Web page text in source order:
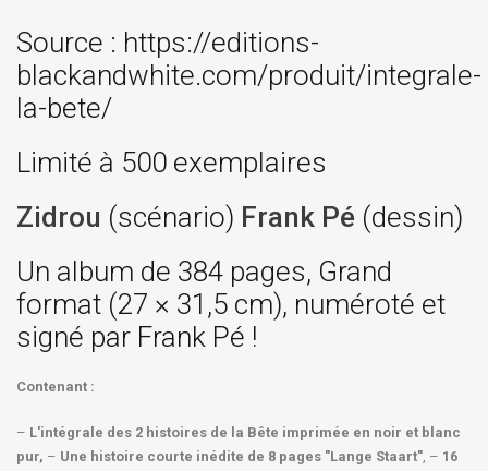
Source : https://editions-
blackandwhite.com/produit/integrale-
la-bete/
Limité à 500 exemplaires
Zidrou (scénario) Frank Pé (dessin)
Un album de 384 pages, Grand
format (27 × 31,5 cm), numéroté et
signé par Frank Pé !
Contenant :
– L'intégrale des 2 histoires de la Bête imprimée en noir et blanc
pur, – Une histoire courte inédite de 8 pages "Lange Staart", – 16